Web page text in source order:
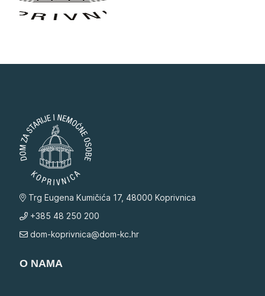
Trg Eugena Kumičića 17, 48000 Koprivnica
+385 48 250 200
dom-koprivnica@dom-kc.hr
O NAMA